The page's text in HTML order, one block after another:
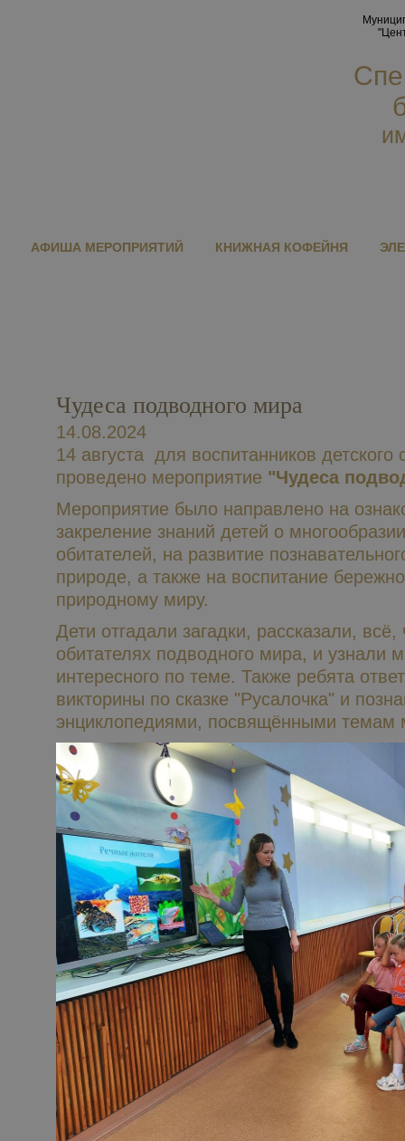
АФИША МЕРОПРИЯТИЙ КНИЖНАЯ КОФЕЙНЯ
Чудеса подводного мира
14.08.2024
14 августа для воспитанников
проведено мероприятие "Чудеса
Мероприятие было направлено на
закреление знаний детей о
обитателей, на развитие
природе, а также на воспитание
природному миру.
Дети отгадали загадки, рассказали, всё,
обитателях подводного мира, и узнали
интересного по теме. Также ребята
викторины по сказке "Русалочка" и
энциклопедиями, посвящёнными темам